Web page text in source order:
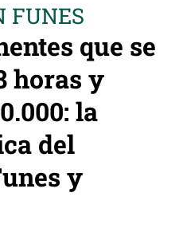
FUNES
que se
horas y
la
del
y